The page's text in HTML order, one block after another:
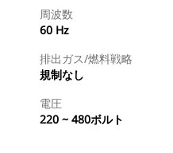
周波数
60 Hz
排出ガス/燃料戦略
規制なし
電圧
220 ~ 480ボルト